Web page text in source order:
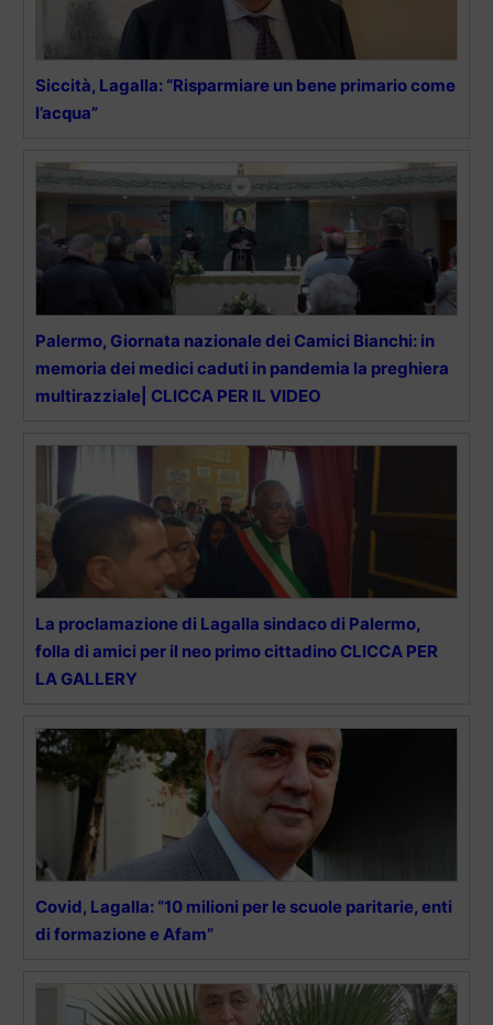
Siccità, Lagalla: “Risparmiare un bene primario come
l’acqua”
Palermo, Giornata nazionale dei Camici Bianchi: in
memoria dei medici caduti in pandemia la preghiera
multirazziale| CLICCA PER IL VIDEO
La proclamazione di Lagalla sindaco di Palermo,
folla di amici per il neo primo cittadino CLICCA PER
LA GALLERY
Covid, Lagalla: “10 milioni per le scuole paritarie, enti
di formazione e Afam”